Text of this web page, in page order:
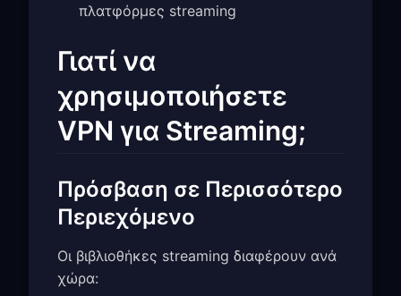
πλατφόρμες streaming
Γιατί να
χρησιμοποιήσετε
VPN για Streaming;
Πρόσβαση σε Περισσότερο
Περιεχόμενο
Οι βιβλιοθήκες streaming διαφέρουν ανά
χώρα: